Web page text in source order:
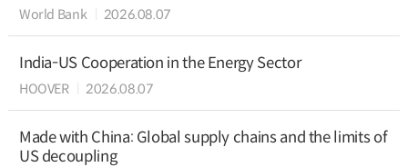
World Bank 2026.08.07
India-US Cooperation in the Energy Sector
HOOVER 2026.08.07
Made with China: Global supply chains and the limits of
US decoupling